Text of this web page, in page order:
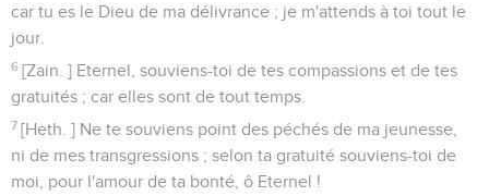
car tu es le Dieu de ma délivrance ; je m'attends à toi tout le
jour.
6 [Zain. ] Eternel, souviens-toi de tes compassions et de tes
gratuités ; car elles sont de tout temps.
7 [Heth. ] Ne te souviens point des péchés de ma jeunesse,
ni de mes transgressions ; selon ta gratuité souviens-toi de
moi, pour l'amour de ta bonté, ô Eternel !